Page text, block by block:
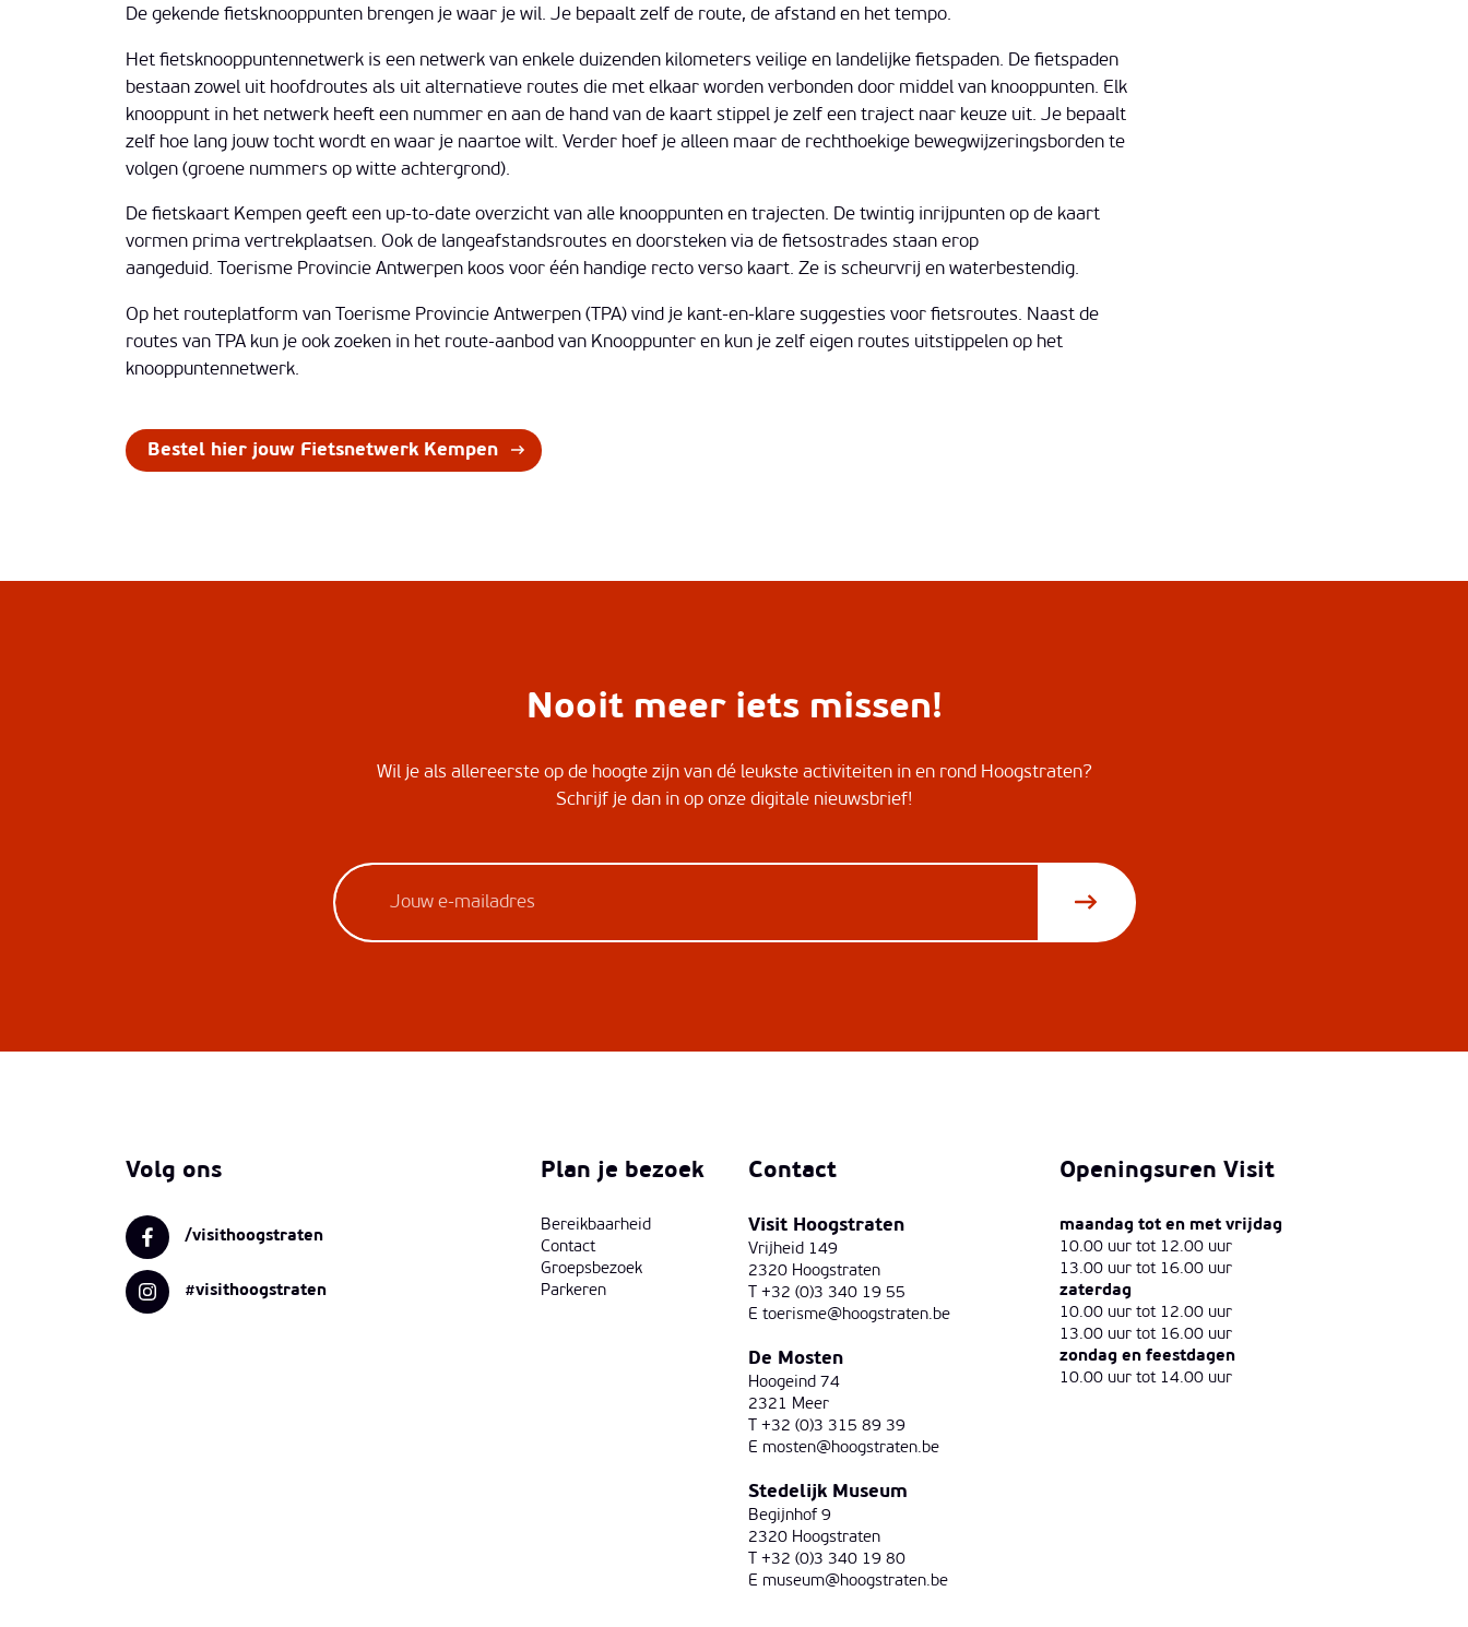
De gekende fietsknooppunten brengen je waar je wil. Je bepaalt zelf de route, de afstand en het tempo.
Het fietsknooppuntennetwerk is een netwerk van enkele duizenden kilometers veilige en landelijke fietspaden. De fietspaden
bestaan zowel uit hoofdroutes als uit alternatieve routes die met elkaar worden verbonden door middel van knooppunten. Elk
knooppunt in het netwerk heeft een nummer en aan de hand van de kaart stippel je zelf een traject naar keuze uit. Je bepaalt
zelf hoe lang jouw tocht wordt en waar je naartoe wilt. Verder hoef je alleen maar de rechthoekige bewegwijzeringsborden te
volgen (groene nummers op witte achtergrond).
De fietskaart Kempen geeft een up-to-date overzicht van alle knooppunten en trajecten. De twintig inrijpunten op de kaart
vormen prima vertrekplaatsen. Ook de langeafstandsroutes en doorsteken via de fietsostrades staan erop
aangeduid. Toerisme Provincie Antwerpen koos voor één handige recto verso kaart. Ze is scheurvrij en waterbestendig.
Op het routeplatform van Toerisme Provincie Antwerpen (TPA) vind je kant-en-klare suggesties voor fietsroutes. Naast de
routes van TPA kun je ook zoeken in het route-aanbod van Knooppunter en kun je zelf eigen routes uitstippelen op het
knooppuntennetwerk.
Bestel hier jouw Fietsnetwerk Kempen
Nooit meer iets missen!
Wil je als allereerste op de hoogte zijn van dé leukste activiteiten in en rond Hoogstraten?
Schrijf je dan in op onze digitale nieuwsbrief!
Volg ons
/visithoogstraten
#visithoogstraten
Plan je bezoek
Bereikbaarheid
Contact
Groepsbezoek
Parkeren
Contact
Visit Hoogstraten
Vrijheid 149
2320 Hoogstraten
T +32 (0)3 340 19 55
E toerisme@hoogstraten.be
De Mosten
Hoogeind 74
2321 Meer
T +32 (0)3 315 89 39
E mosten@hoogstraten.be
Stedelijk Museum
Begijnhof 9
2320 Hoogstraten
T +32 (0)3 340 19 80
E museum@hoogstraten.be
Openingsuren Visit
maandag tot en met vrijdag
10.00 uur tot 12.00 uur
13.00 uur tot 16.00 uur
zaterdag
10.00 uur tot 12.00 uur
13.00 uur tot 16.00 uur
zondag en feestdagen
10.00 uur tot 14.00 uur